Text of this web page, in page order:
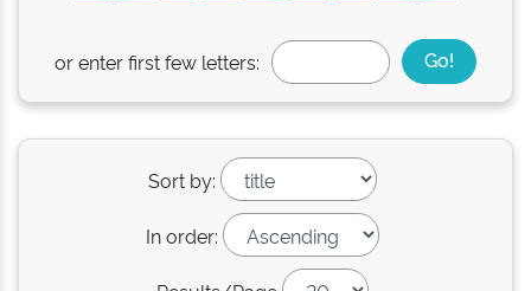
or enter first few letters:
Sort by:
In order: